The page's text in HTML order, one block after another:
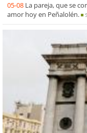
05-08 La pareja, que se
amor hoy en Peñalolén.